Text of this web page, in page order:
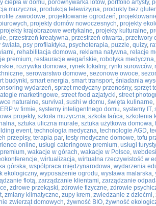
ciepła w domu, porównywarka lotów, portfolio artysty,
muzyczna, produkcja telewizyjna, produkty bez
zawodowe, projektowanie ogrodzeń,
, projekty domów nowoczesnych, projekty
projekty krajobrazowe wertykalne, projekty kulturalne,
, przestrzeń kreatywna, przestrzeń otwarta, przetwory
świata, psy profilaktyka, psychoterapia, puzzle, quizy,
, rehabilitacja domowa, reklama natywna, relacje
premium, restauracje wegańskie, robotyka medyczna
, rozrywka domowa, rynek lokalny, rynki surowców,
, serowarstwo domowe, sezonowe owoce,
budynki, smart energia, smart transport, śniadania
wydarzeń, sprzęt medyczny przenośny, sprzęt
marketingowe, street food azjatycki, street
naturalne, survival , sushi w domu, święta kulinarne,
w firmie, systemy inteligentnego domu, systemy IT,
projekty, szkoła muzyczna, szkoła tańca, szkolenia
, sztuka uliczna murale, sztuka użytkowa domowa,
event, technologia medyczna, technologie AGD,
przepisy, terapia par, testy medyczne domowe, tofu
online, usługi cateringowe premium, usługi
, wakacje w górach, wakacje w Polsce,
, wirtualizacja, wirtualna rzeczywistość w
górska, współpraca międzynarodowa, wydarzenia
ekologiczny, wyposażenie ogrodu, wystawa malarska,
flotą, zarządzanie klientami, zarządzanie
, zdrowe przekąski, zdrowie fizyczne, zdrowie
, zmiany klimatyczne, zupy krem, zwiedzanie z dziećmi,
zwierząt domowych, żywność BIO, żywność